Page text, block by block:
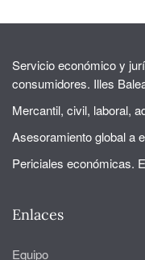
Servicio económico y
consumidores. Illes
Mercantil, civil, laboral,
Asesoramiento global a
Periciales económicas.
Enlaces
Equipo